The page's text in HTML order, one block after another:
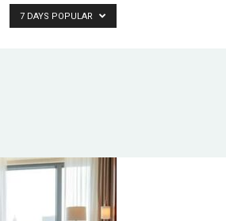
7 DAYS POPULAR